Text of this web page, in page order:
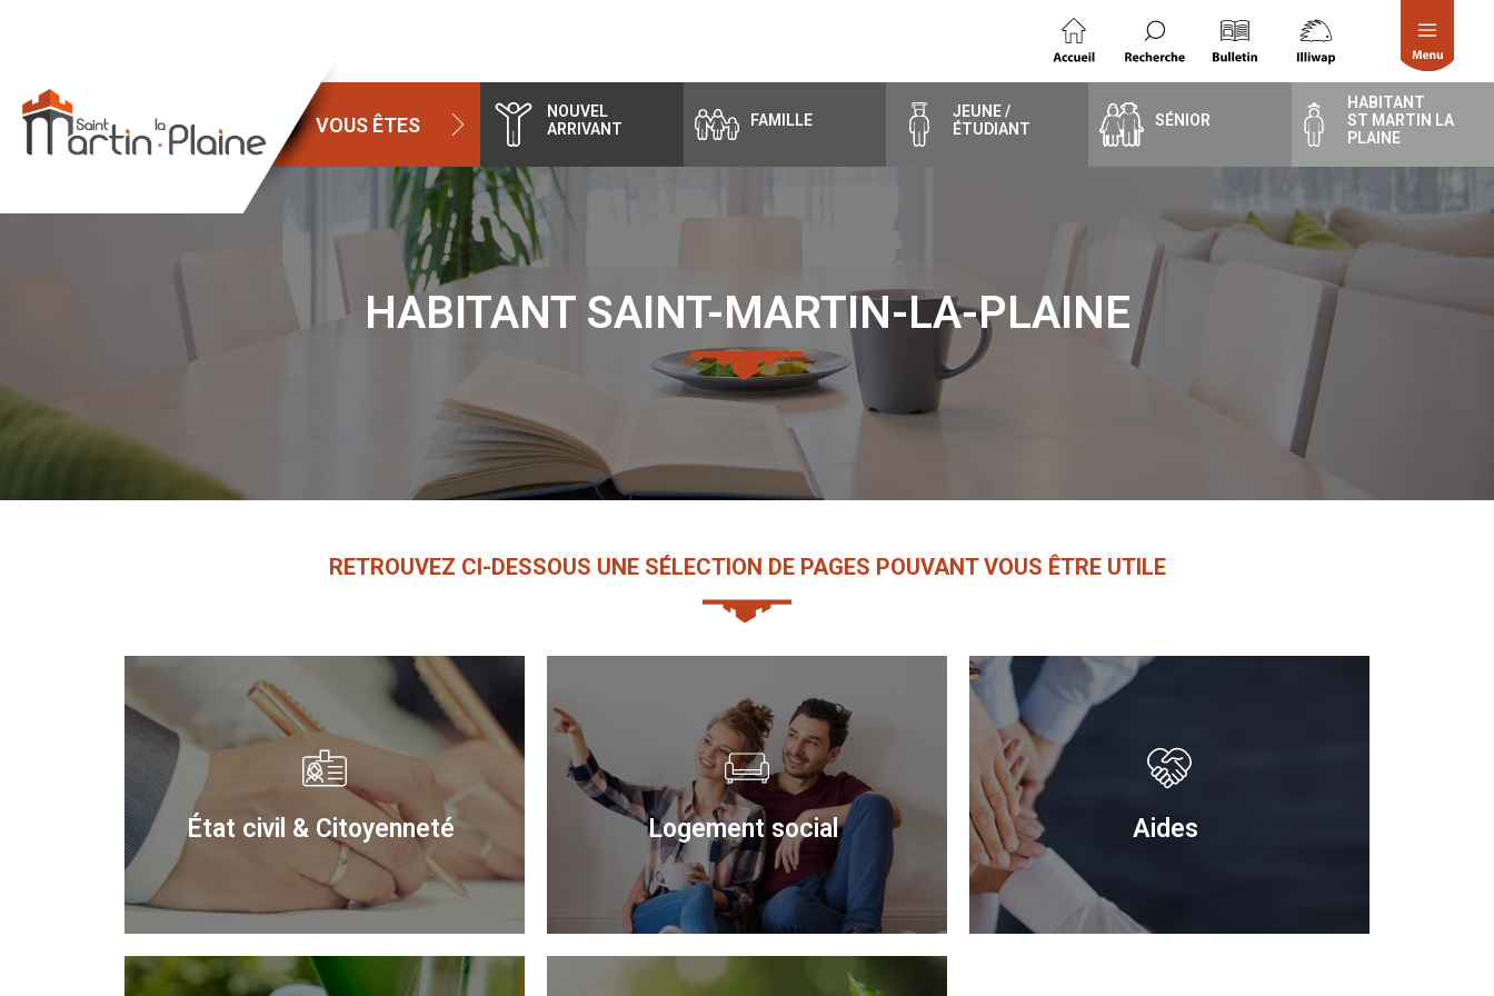
VOUS ÊTES
NOUVEL
ARRIVANT
FAMILLE
JEUNE /
ÉTUDIANT
SÉNIOR
HABITANT
ST MARTIN LA
PLAINE
HABI­TANT SAINT-MARTIN-LA-PLAINE
RETROU­VEZ CI-DESSOUS UNE SÉLEC­TION DE PAGES POUVANT VOUS ÊTRE UTILE
État civil & Citoyenneté Loge­ment social Aides